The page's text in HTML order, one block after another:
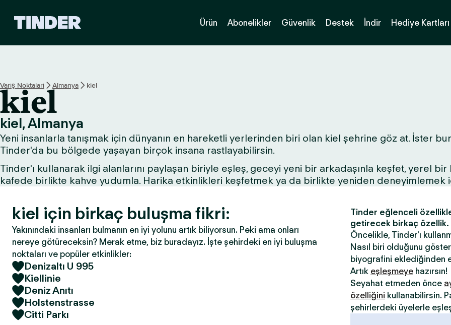
A
y
f
Ürün Abonelikler Güvenlik Destek İndir Hediye Kartları
Varış Noktaları Almanya kiel
kiel
kiel, Almanya
Yeni insanlarla tanışmak için dünyanın en hareketli yerlerinden biri olan kiel şehrine göz at. İster
Tinder'da bu bölgede yaşayan birçok insana rastlayabilirsin.
Tinder'ı kullanarak ilgi alanlarını paylaşan biriyle eşleş, geceyi yeni bir arkadaşınla keşfet, yerel
kafede birlikte kahve yudumla. Harika etkinlikleri keşfetmek ya da birlikte yeniden deneyimlemek
kiel için birkaç buluşma fikri:
Yakınındaki insanları bulmanın en iyi yolunu artık biliyorsun. Peki ama onları
nereye götüreceksin? Merak etme, biz buradayız. İşte şehirdeki en iyi buluşma
noktaları ve popüler etkinlikler:
Denizaltı U 995
Kiellinie
Deniz Anıtı
Holstenstrasse
Citti Parkı
Tinder eğlenceli
getirecek birkaç özellik.
Öncelikle, Tinder'ı
Nasıl biri olduğunu
biyografini eklediğinden
Artık eşleşmeye hazırsın!
Seyahat etmeden önce
özelliğini kullanabilirsin.
şehirlerdeki üyelerle